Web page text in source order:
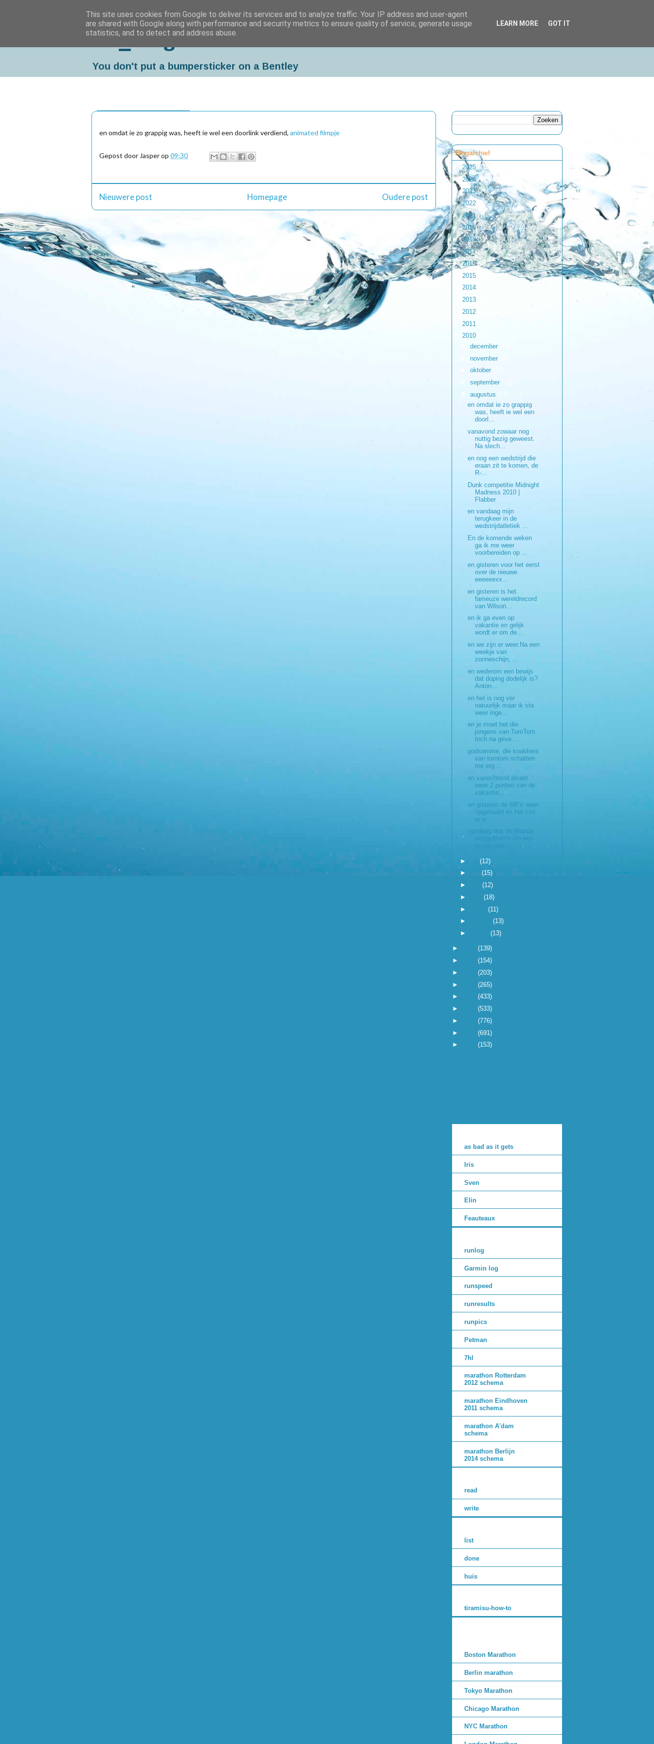
Da_Blog
You don't put a bumpersticker on a Bentley
en omdat ie zo grappig was, heeft ie wel een doorlink verdiend, animated filmpje
Gepost door Jasperop 09:30
Nieuwere post Oudere post
Homepage
Blogarchief
2025 (1)
► 2024(1)
►2023(2)
►2022
(1)
►2021(1)
►2019(1)
►2018(2)
►2017(3)
►2016(9)
2015
2014
2013
2012
2011
2010
december
november
oktober
september
augustus
en omdat ie zo grappig
was, heeft ie wel een
doorl...
vanavond zowaar nog
nuttig bezig geweest.
Na slech...
en nog een wedstrijd die
eraan zit te komen, de
R-...
Dunk competitie Midnight
Madness 2010 |
Flabber
en vandaag mijn
terugkeer in de
wedstrijdatletiek ...
En de komende weken
ga ik me weer
voorbereiden op ...
en gisteren voor het eerst
over de nieuwe
eeeeeexx...
en gisteren is het
fameuze wereldrecord
van Wilson...
en ik ga even op
vakantie en gelijk
wordt er om de...
en we zijn er weer.Na een
weekje van
zonneschijn, ...
en wederom een bewijs
dat doping dodelijk is?
Anton...
en het is nog ver
natuurlijk maar ik sta
weer inge...
en je moet het die
jongens van TomTom
toch na geve...
godsamme, die knakkers
van tomtom schatten
me erg ...
en vanochtend alvast
weer 2 punten van de
vakantie...
en gisteren de MPV weer
opgehaald en het ziet
er e...
vandaag dus de Mazda
weggebracht om een
►
(12)
►
(15)
►
(12)
►
(18)
►
(11)
►
(13)
►
(13)
►
(139)
►
(154)
►
(203)
►
(265)
►
(433)
►
(533)
►
(776)
►
(691)
►
(153)
as bad as it gets
Iris
Sven
Elin
Feauteaux
runlog
Garmin log
runspeed
runresults
runpics
Petman
7hl
marathon Rotterdam
2012 schema
marathon Eindhoven
2011 schema
marathon A'dam
schema
marathon Berlijn
2014 schema
read
write
list
done
huis
tiramisu-how-to
Boston Marathon
Berlin marathon
Tokyo Marathon
Chicago Marathon
NYC Marathon
This site uses cookies from Google to deliver its services and to analyze traffic. Your IP address and user-agent
are shared with Google along with performance and security metrics to ensure quality of service, generate usage
statistics, and to detect and address abuse.
LEARN MORE GOT IT